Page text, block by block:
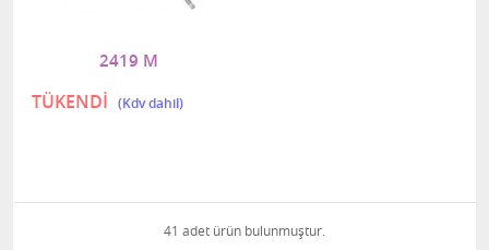
2419 M
TÜKENDİ
41 adet ürün bulunmuştur.